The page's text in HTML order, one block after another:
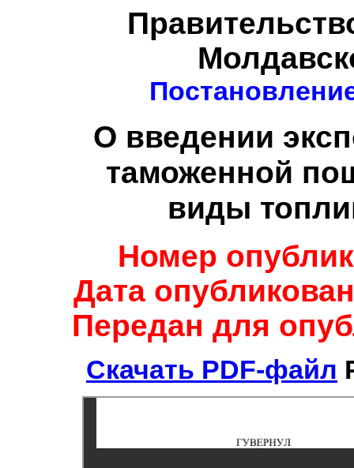
О введении
таможенной
виды
Номер
Дата
Передан для
Скачать PDF-файл